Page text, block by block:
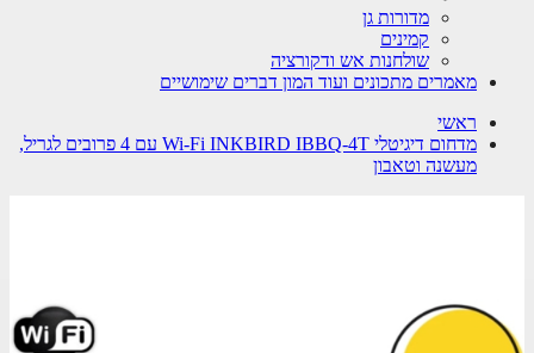
מדורות גן
קמינים
שולחנות אש ודקורציה
מאמרים מתכונים ועוד המון דברים שימושיים
ראשי
מדחום דיגיטלי Wi-Fi INKBIRD IBBQ-4T עם 4 פרובים לגריל,
מעשנה וטאבון